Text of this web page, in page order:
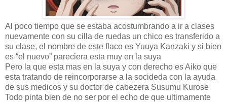
Al poco tiempo que se estaba acostumbrando a ir a clases
nuevamente con su cilla de ruedas un chico es transferido a
su clase, el nombre de este flaco es Yuuya Kanzaki y si bien
es “el nuevo” pareciera esta muy en la suya
Pero la que esta mas en la suya y con derecho es Aiko que
esta tratando de reincorporarse a la socideda con la ayuda
de sus medicos y su doctor de cabezera Susumu Kurose
Todo pinta bien de no ser por el echo de que ultimamente